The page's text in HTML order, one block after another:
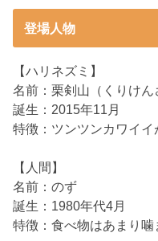
登場人物
【ハリネズミ】
名前：栗剣山（くりけん
誕生：2015年11月
特徴：ツンツンカワイ
【人間】
名前：のず
誕生：1980年代4月
特徴：食べ物はあまり